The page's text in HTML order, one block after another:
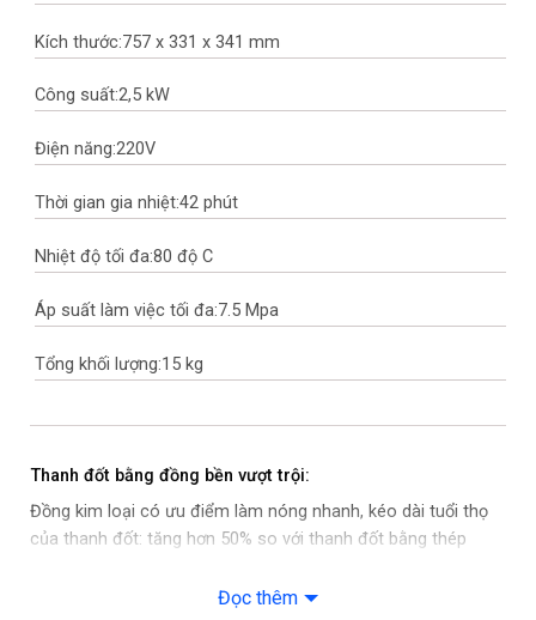
Kích thước:757 x 331 x 341 mm
Công suất:2,5 kW
Điện năng:220V
Thời gian gia nhiệt:42 phút
Nhiệt độ tối đa:80 độ C
Áp suất làm việc tối đa:7.5 Mpa
Tổng khối lượng:15 kg
Thanh đốt bằng đồng bền vượt trội:
Đồng kim loại có ưu điểm làm nóng nhanh, kéo dài tuổi thọ
của thanh đốt: tăng hơn 50% so với thanh đốt bằng thép
sử dụng 100% nguyên liệu an toàn – không mạ kền, có tác
Đọc thêm